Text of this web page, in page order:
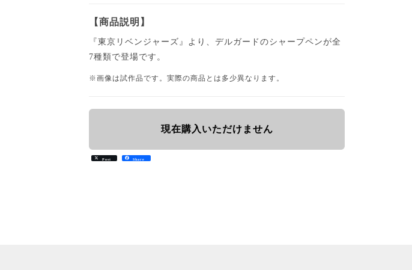
【商品説明】
『東京リベンジャーズ』より、デルガードのシャープペンが全
7種類で登場です。
※画像は試作品です。実際の商品とは多少異なります。
現在購入いただけません
Post Share